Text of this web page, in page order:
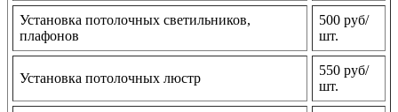
Установка потолочных светильников,
плафонов
500 руб/
шт.
Установка потолочных люстр
550 руб/
шт.